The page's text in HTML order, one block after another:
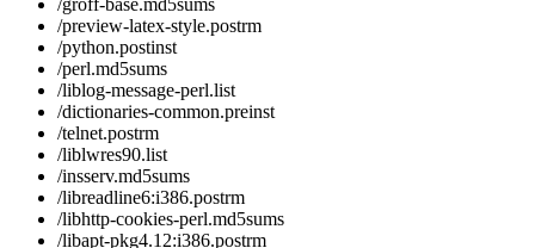
/groff-base.md5sums
/preview-latex-style.postrm
/python.postinst
/perl.md5sums
/liblog-message-perl.list
/dictionaries-common.preinst
/telnet.postrm
/liblwres90.list
/insserv.md5sums
/libreadline6:i386.postrm
/libhttp-cookies-perl.md5sums
/libapt-pkg4.12:i386.postrm